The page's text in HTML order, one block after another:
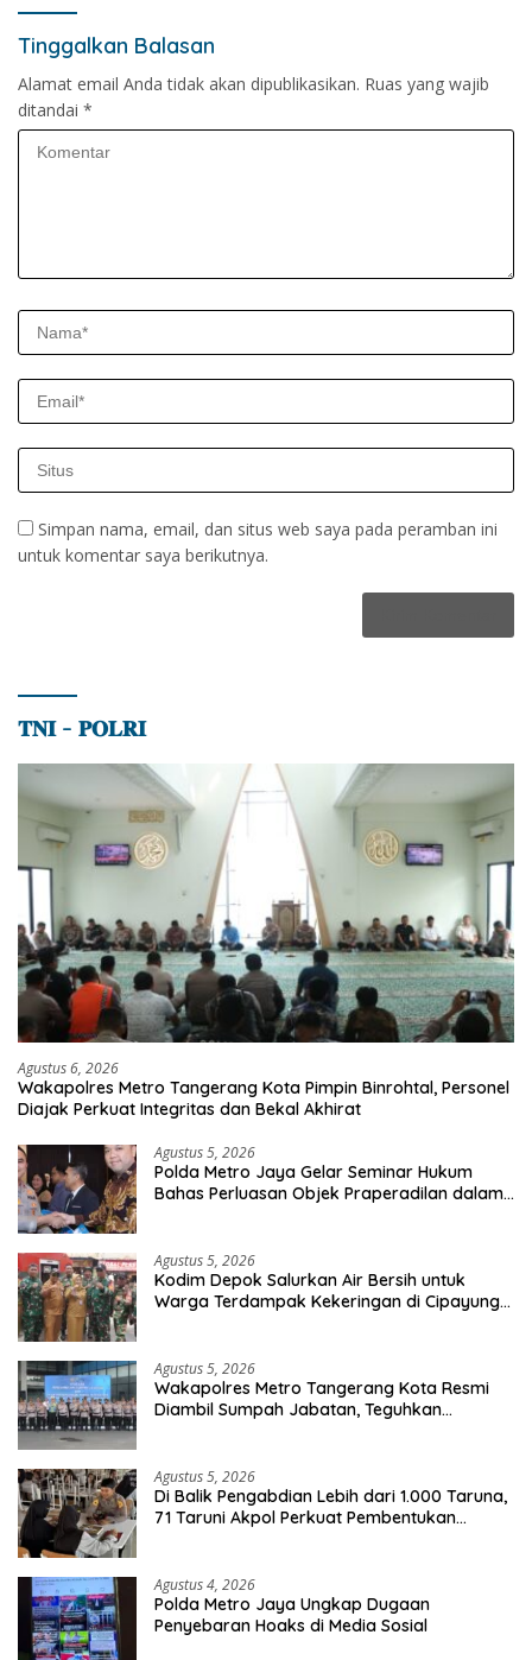
Tinggalkan Balasan
Alamat email Anda tidak akan dipublikasikan. Ruas yang wajib
ditandai *
Simpan nama, email, dan situs web saya pada peramban ini
untuk komentar saya berikutnya.
𝐓𝐍𝐈 – 𝐏𝐎𝐋𝐑𝐈
Agustus 6, 2026
Wakapolres Metro Tangerang Kota Pimpin Binrohtal, Personel
Diajak Perkuat Integritas dan Bekal Akhirat
Agustus 5, 2026
Polda Metro Jaya Gelar Seminar Hukum
Bahas Perluasan Objek Praperadilan dalam
Agustus 5, 2026
Kodim Depok Salurkan Air Bersih untuk
Warga Terdampak Kekeringan di Cipayung
Agustus 5, 2026
Wakapolres Metro Tangerang Kota Resmi
Diambil Sumpah Jabatan, Teguhkan
Agustus 5, 2026
Di Balik Pengabdian Lebih dari 1.000 Taruna,
71 Taruni Akpol Perkuat Pembentukan
Agustus 4, 2026
Polda Metro Jaya Ungkap Dugaan
Penyebaran Hoaks di Media Sosial